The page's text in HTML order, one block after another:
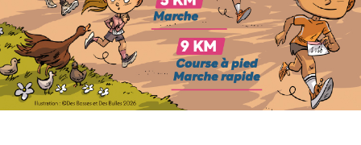
Actualités